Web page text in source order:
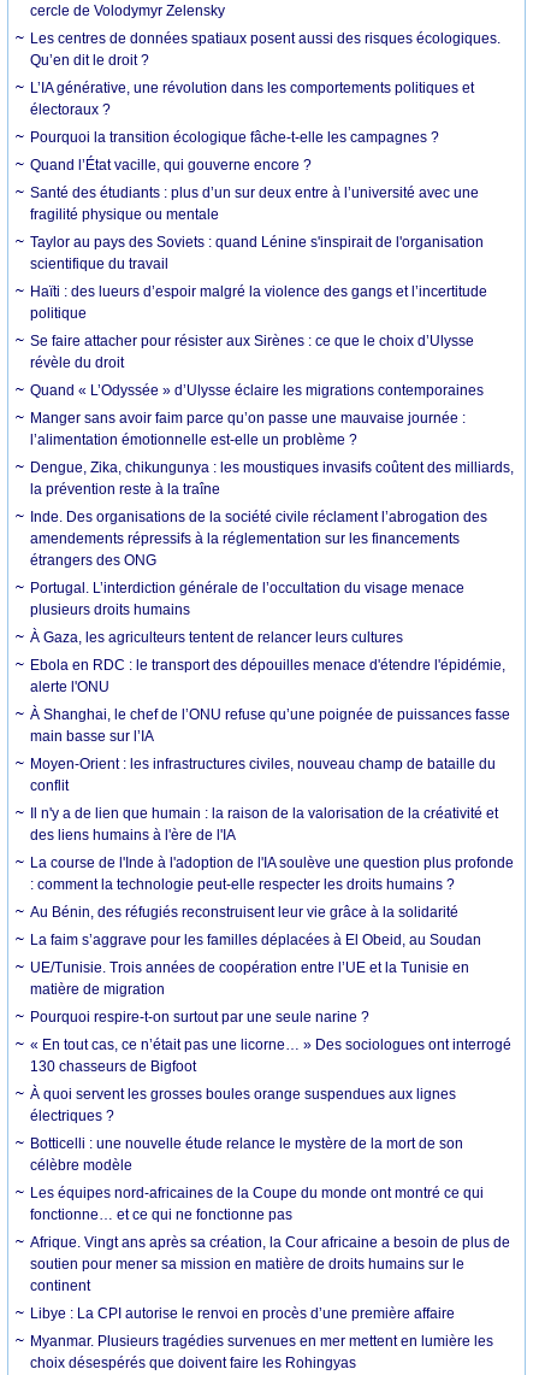
cercle de Volodymyr Zelensky
Les centres de données spatiaux posent aussi des risques écologiques.
Qu’en dit le droit ?
L’IA générative, une révolution dans les comportements politiques et
électoraux ?
Pourquoi la transition écologique fâche-t-elle les campagnes ?
Quand l’État vacille, qui gouverne encore ?
Santé des étudiants : plus d’un sur deux entre à l’université avec une
fragilité physique ou mentale
Taylor au pays des Soviets : quand Lénine s'inspirait de l'organisation
scientifique du travail
Haïti : des lueurs d’espoir malgré la violence des gangs et l’incertitude
politique
Se faire attacher pour résister aux Sirènes : ce que le choix d’Ulysse
révèle du droit
Quand « L’Odyssée » d’Ulysse éclaire les migrations contemporaines
Manger sans avoir faim parce qu’on passe une mauvaise journée :
l’alimentation émotionnelle est-elle un problème ?
Dengue, Zika, chikungunya : les moustiques invasifs coûtent des milliards,
la prévention reste à la traîne
Inde. Des organisations de la société civile réclament l’abrogation des
amendements répressifs à la réglementation sur les financements
étrangers des ONG
Portugal. L’interdiction générale de l’occultation du visage menace
plusieurs droits humains
À Gaza, les agriculteurs tentent de relancer leurs cultures
Ebola en RDC : le transport des dépouilles menace d'étendre l'épidémie,
alerte l'ONU
À Shanghai, le chef de l’ONU refuse qu’une poignée de puissances fasse
main basse sur l’IA
Moyen-Orient : les infrastructures civiles, nouveau champ de bataille du
conflit
Il n'y a de lien que humain : la raison de la valorisation de la créativité et
des liens humains à l'ère de l'IA
La course de l'Inde à l'adoption de l'IA soulève une question plus profonde
: comment la technologie peut-elle respecter les droits humains ?
Au Bénin, des réfugiés reconstruisent leur vie grâce à la solidarité
La faim s’aggrave pour les familles déplacées à El Obeid, au Soudan
UE/Tunisie. Trois années de coopération entre l’UE et la Tunisie en
matière de migration
Pourquoi respire-t-on surtout par une seule narine ?
« En tout cas, ce n’était pas une licorne… » Des sociologues ont interrogé
130 chasseurs de Bigfoot
À quoi servent les grosses boules orange suspendues aux lignes
électriques ?
Botticelli : une nouvelle étude relance le mystère de la mort de son
célèbre modèle
Les équipes nord-africaines de la Coupe du monde ont montré ce qui
fonctionne… et ce qui ne fonctionne pas
Afrique. Vingt ans après sa création, la Cour africaine a besoin de plus de
soutien pour mener sa mission en matière de droits humains sur le
continent
Libye : La CPI autorise le renvoi en procès d’une première affaire
Myanmar. Plusieurs tragédies survenues en mer mettent en lumière les
choix désespérés que doivent faire les Rohingyas